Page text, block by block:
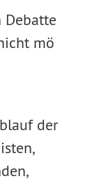
Debatte
mö
der